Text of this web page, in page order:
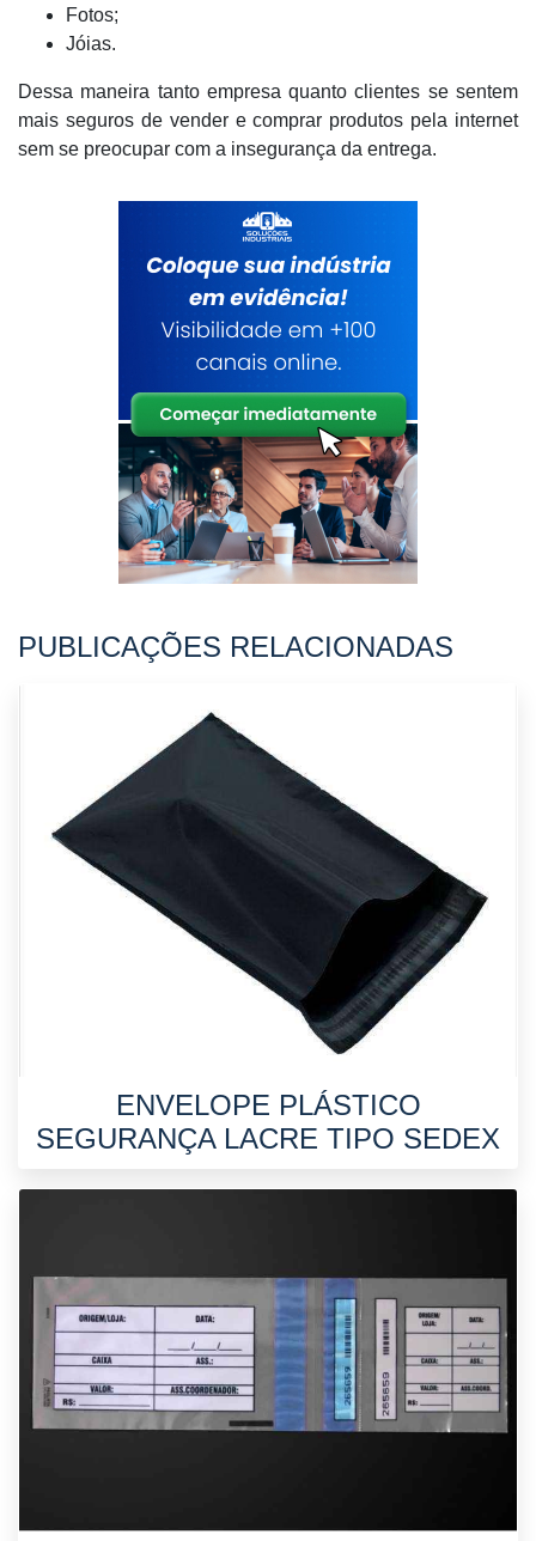
Fotos;
Jóias.
Dessa maneira tanto empresa quanto clientes se sentem
mais seguros de vender e comprar produtos pela internet
sem se preocupar com a insegurança da entrega.
PUBLICAÇÕES RELACIONADAS
ENVELOPE PLÁSTICO
SEGURANÇA LACRE TIPO SEDEX